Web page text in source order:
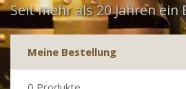
Seit mehr als 20 Jahren
Meine Bestellung